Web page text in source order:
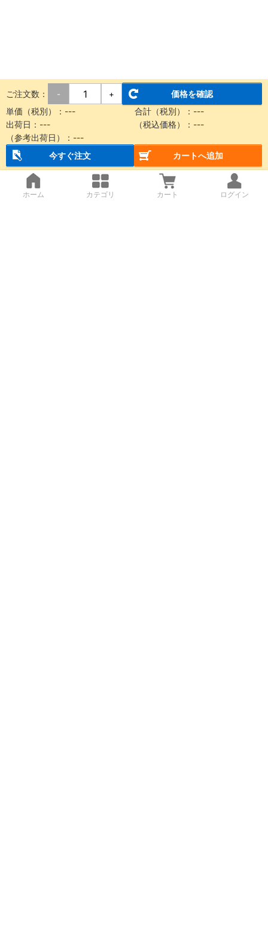
ご注文数： - +
価格を確認
単価（税別）： --- 合計（税別）： ---
出荷日： --- （税込価格）： ---
（参考出荷日）： ---
今すぐ注文
カートへ追加
ホーム カテゴリ カート ログイン